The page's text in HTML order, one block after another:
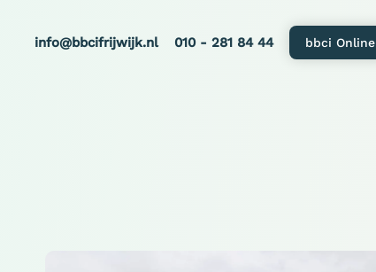
info@bbcifrijwijk.nl 010 - 281 84 44 bbci Online